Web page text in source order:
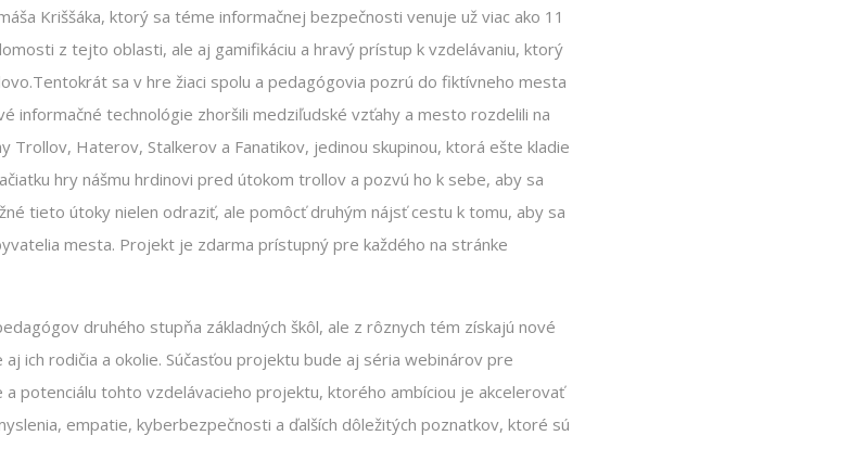
Kriššáka, ktorý sa téme informačnej bezpečnosti venuje už viac ako 11
z tejto oblasti, ale aj gamifikáciu a hravý prístup k vzdelávaniu, ktorý
sa v hre žiaci spolu a pedagógovia pozrú do fiktívneho mesta
informačné technológie zhoršili medziľudské vzťahy a mesto rozdelili na
Trollov, Haterov, Stalkerov a Fanatikov, jedinou skupinou, ktorá ešte kladie
hry nášmu hrdinovi pred útokom trollov a pozvú ho k sebe, aby sa
tieto útoky nielen odraziť, ale pomôcť druhým nájsť cestu k tomu, aby sa
mesta. Projekt je zdarma prístupný pre každého na stránke
druhého stupňa základných škôl, ale z rôznych tém získajú nové
ich rodičia a okolie. Súčasťou projektu bude aj séria webinárov pre
potenciálu tohto vzdelávacieho projektu, ktorého ambíciou je akcelerovať
empatie, kyberbezpečnosti a ďalších dôležitých poznatkov, ktoré sú